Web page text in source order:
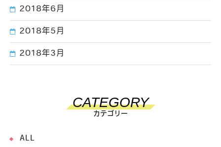
2018年6月
2018年5月
2018年3月
CATEGORY
カテゴリー
ALL